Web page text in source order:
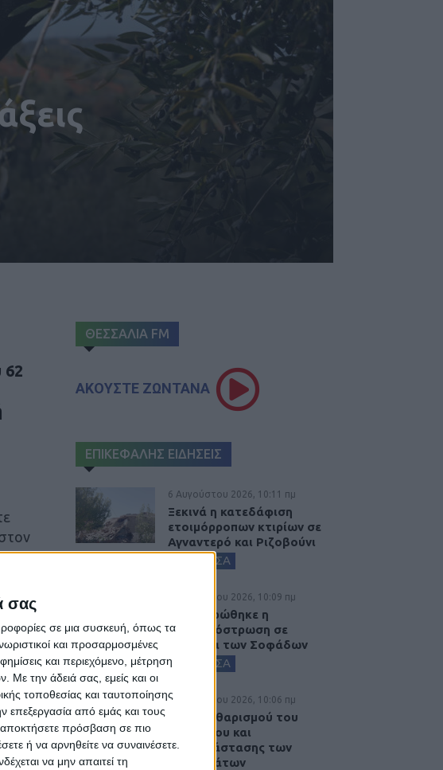
σας
σε μια συσκευή, όπως τα
και προσαρμοσμένες
και περιεχόμενο, μέτρηση
Με την άδειά σας, εμείς και οι
τοποθεσίας και ταυτοποίησης
επεξεργασία από εμάς και τους
πρόσβαση σε πιο
ή να αρνηθείτε να συναινέσετε.
να μην απαιτεί τη
62
ΘΕΣΣΑΛΙΑ FM
ΑΚΟΥΣΤΕ ΖΩΝΤΑΝΑ
ΕΠΙΚΕΦΑΛΗΣ ΕΙΔΗΣΕΙΣ
6 Αυγούστου 2026, 10:11 πμ
Ξεκινά η κατεδάφιση
ετοιμόρροπων κτιρίων σε
Αγναντερό και Ριζοβούνι
ΚΑΡΔΙΤΣΑ
6 Αυγούστου 2026, 10:09 πμ
Ολοκληρώθηκε η
ασφαλτόστρωση σε
τμήματα των Σοφάδων
ΚΑΡΔΙΤΣΑ
6 Αυγούστου 2026, 10:06 πμ
Έργο καθαρισμού του
Ρογόζινου και
αποκατάστασης των
αναχωμάτων